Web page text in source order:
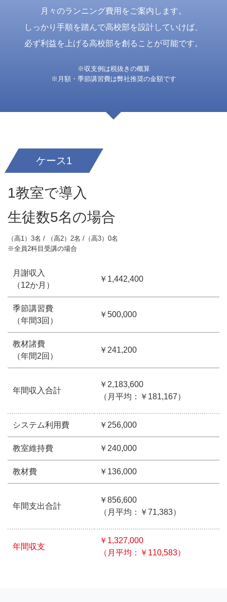
月々のランニング費用をご案内します。
しっかり手順を踏んで高校部を設計していけば、
必ず利益を上げる高校部を創ることが可能です。
※収支例は税抜きの概算
※月額・季節講習費は弊社推奨の金額です
ケース1
1教室で導入
生徒数5名の場合
（高1）3名 / （高2）2名 /（高3）0名
※全員2科目受講の場合
月謝収入
（12か月）
￥1,442,400
季節講習費
（年間3回）
￥500,000
教材諸費
（年間2回）
￥241,200
年間収入合計
￥2,183,600
（月平均：￥181,167）
システム利用費 ￥256,000
教室維持費 ￥240,000
教材費 ￥136,000
年間支出合計
￥856,600
（月平均：￥71,383）
年間収支
￥1,327,000
（月平均：￥110,583）